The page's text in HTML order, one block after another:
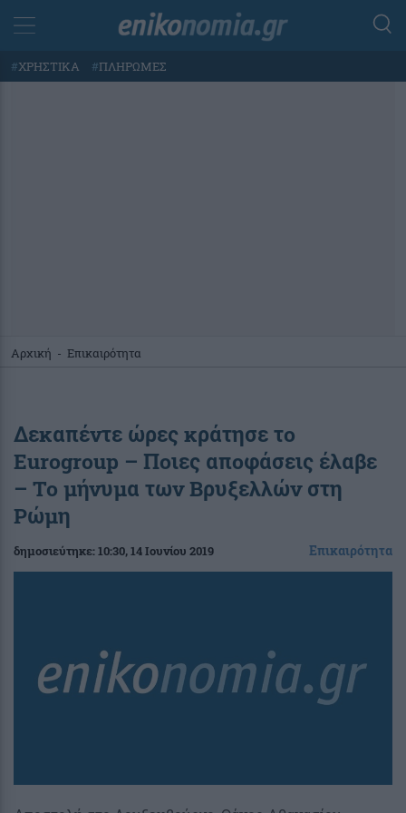
#ΧΡΗΣΤΙΚΑ #ΠΛΗΡΩΜΕΣ
Αρχική - Επικαιρότητα
Δεκαπέντε ώρες κράτησε το
Eurogroup – Ποιες αποφάσεις έλαβε
– Το μήνυμα των Βρυξελλών στη
Ρώμη
δημοσιεύτηκε:10:30, 14 Ιουνίου 2019 Επικαιρότητα